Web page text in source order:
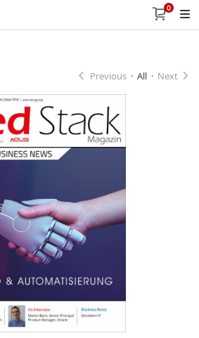
0
Previous · All · Next